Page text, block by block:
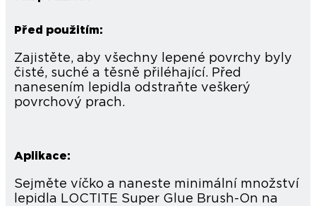
Před použitím:
Zajistěte, aby všechny lepené povrchy byly
čisté, suché a těsně přiléhající. Před
nanesením lepidla odstraňte veškerý
povrchový prach.
Aplikace:
Sejměte víčko a naneste minimální množství
lepidla LOCTITE Super Glue Brush-On na